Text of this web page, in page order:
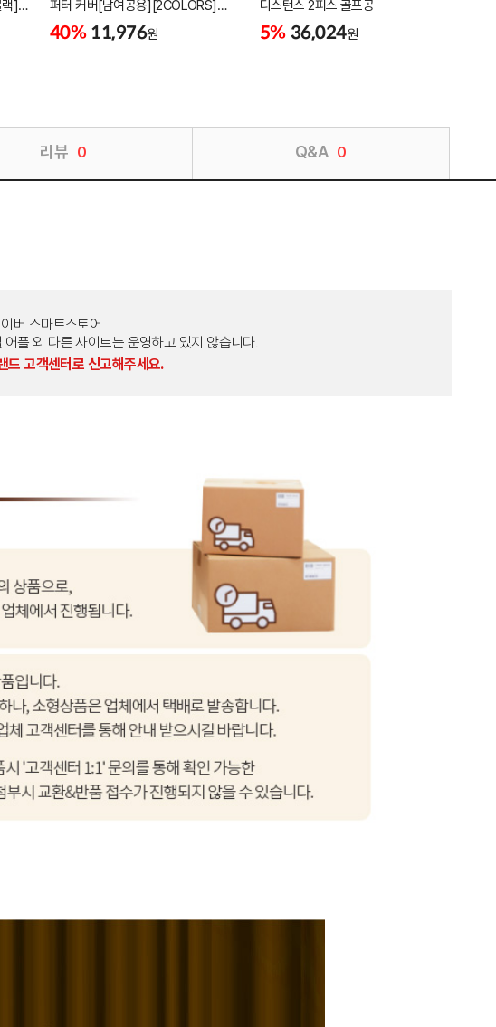
]
퍼터 커버[남여공용][2COLORS]
[KW-PC320]
40% 11,976원
디스턴스 2피스 골프공
5% 36,024원
리뷰 0 Q&A 0
버 스마트스토어
외 다른 사이트는 운영하고 있지 않습니다.
드 고객센터로 신고해주세요.